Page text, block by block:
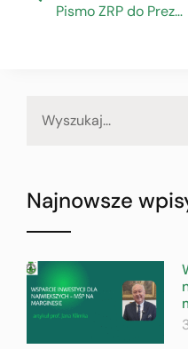
Pismo ZRP do Prezesa Polskiego Funduszu Rozwoju ws Tarczy Finansowej
Najnowsze